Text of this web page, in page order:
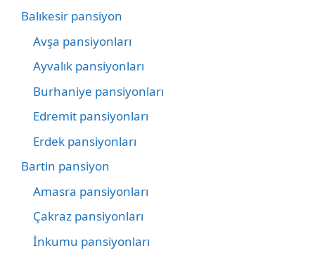
Balıkesir pansiyon
Avşa pansiyonları
Ayvalık pansiyonları
Burhaniye pansiyonları
Edremit pansiyonları
Erdek pansiyonları
Bartin pansiyon
Amasra pansiyonları
Çakraz pansiyonları
İnkumu pansiyonları